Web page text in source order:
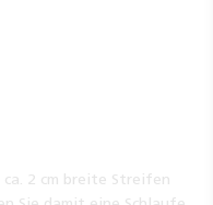
ca. 2 cm breite Streifen